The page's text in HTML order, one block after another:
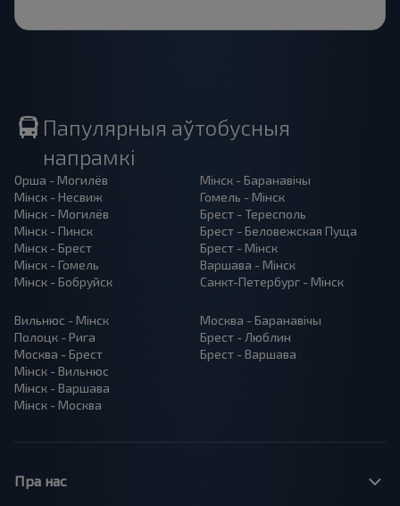
Папулярныя аўтобусныя
напрамкі
Орша - Могилёв
Мінск - Несвиж
Мінск - Могилёв
Мінск - Пинск
Мінск - Брест
Мінск - Гомель
Мінск - Бобруйск
Мінск - Баранавiчы
Гомель - Мінск
Брест - Тересполь
Брест - Беловежская Пуща
Брест - Мінск
Варшава - Мінск
Санкт-Петербург - Мінск
Вильнюс - Мінск
Полоцк - Рига
Москва - Брест
Мінск - Вильнюс
Мінск - Варшава
Мінск - Москва
Москва - Баранавiчы
Брест - Люблин
Брест - Варшава
Пра нас